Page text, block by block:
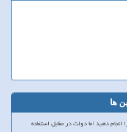
ها
دهید اما دولت در مقابل استفاده